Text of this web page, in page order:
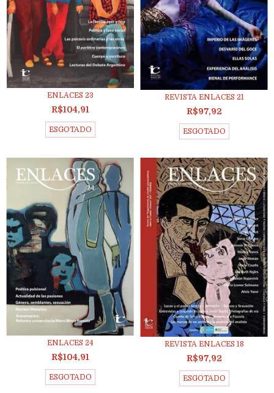
ENLACES 23
R$104,91
ESGOTADO
REVISTA ENLACES 21
R$97,92
ESGOTADO
ENLACES 24
R$104,91
ESGOTADO
REVISTA ENLACES 18
R$97,92
ESGOTADO